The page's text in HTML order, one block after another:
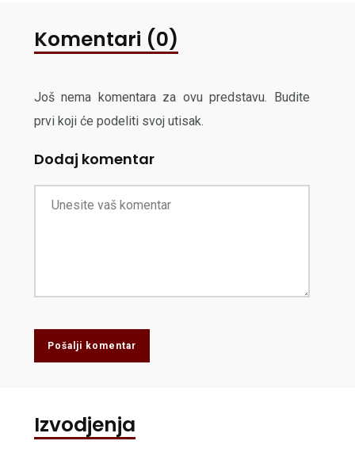
Komentari (0)
Još nema komentara za ovu predstavu. Budite
prvi koji će podeliti svoj utisak.
Dodaj komentar
Pošalji komentar
Izvodjenja